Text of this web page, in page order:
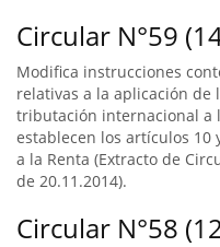
Circular N°59
Modifica instrucciones
relativas a la aplicación de
tributación internacional a
establecen los artículos 10
a la Renta (Extracto de
de 20.11.2014).
Circular N°58